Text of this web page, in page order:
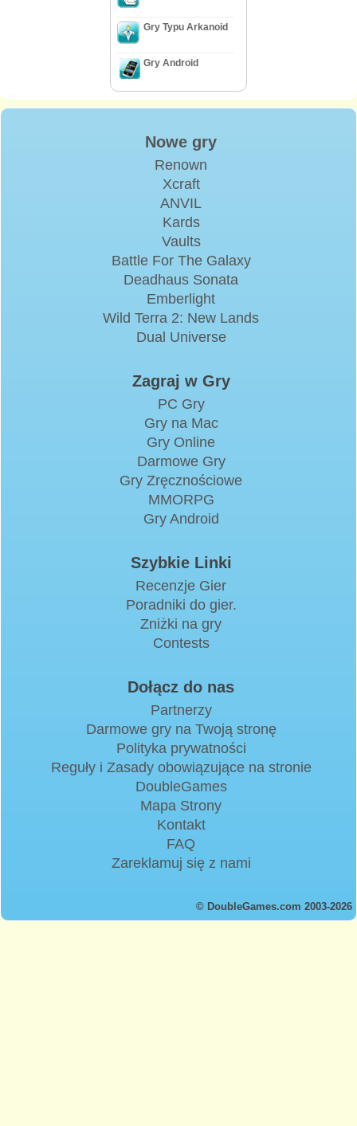
Gry Typu Arkanoid
Gry Android
Nowe gry
Renown
Xcraft
ANVIL
Kards
Vaults
Battle For The Galaxy
Deadhaus Sonata
Emberlight
Wild Terra 2: New Lands
Dual Universe
Zagraj w Gry
PC Gry
Gry na Mac
Gry Online
Darmowe Gry
Gry Zręcznościowe
MMORPG
Gry Android
Szybkie Linki
Recenzje Gier
Poradniki do gier.
Zniżki na gry
Contests
Dołącz do nas
Partnerzy
Darmowe gry na Twoją stronę
Polityka prywatności
Reguły i Zasady obowiązujące na stronie
DoubleGames
Mapa Strony
Kontakt
FAQ
Zareklamuj się z nami
© DoubleGames.com 2003-2026